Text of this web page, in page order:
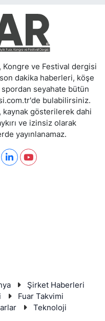
ve Festival dergisi
dakika haberleri, köşe
spordan seyahate bütün
bulabilirsiniz.
kaynak gösterilerek dahi
ve izinsiz olarak
yayınlanamaz.
Şirket Haberleri
Fuar Takvimi
Teknoloji